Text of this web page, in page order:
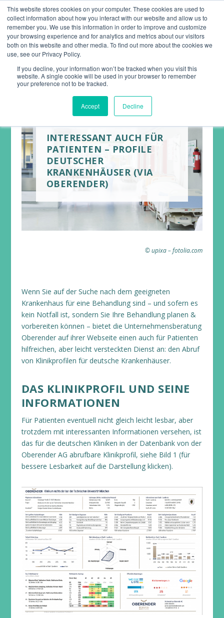
This website stores cookies on your computer. These cookies are used to
collect information about how you interact with our website and allow us to
remember you. We use this information in order to improve and customize
your browsing experience and for analytics and metrics about our visitors
both on this website and other media. To find out more about the cookies we
use, see our Privacy Policy.
If you decline, your information won’t be tracked when you visit this
website. A single cookie will be used in your browser to remember
your preference not to be tracked.
Accept Decline
INTERESSANT AUCH FÜR
PATIENTEN – PROFILE
DEUTSCHER
KRANKENHÄUSER (VIA
OBERENDER)
© upixa – fotolia.com
Wenn Sie auf der Suche nach dem geeigneten
Krankenhaus für eine Behandlung sind – und sofern es
kein Notfall ist, sondern Sie Ihre Behandlung planen &
vorbereiten können – bietet die Unternehmensberatung
Oberender auf ihrer Webseite einen auch für Patienten
hilfreichen, aber leicht versteckten Dienst an: den Abruf
von Klinikprofilen für deutsche Krankenhäuser.
DAS KLINIKPROFIL UND SEINE
INFORMATIONEN
Für Patienten eventuell nicht gleich leicht lesbar, aber
trotzdem mit interessanten Informationen versehen, ist
das für die deutschen Kliniken in der Datenbank von der
Oberender AG abrufbare Klinikprofil, siehe Bild 1 (für
bessere Lesbarkeit auf die Darstellung klicken).